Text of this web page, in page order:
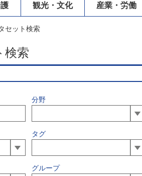
観光・文化 産業・労働
セット検索
検索
分野
タグ
グループ